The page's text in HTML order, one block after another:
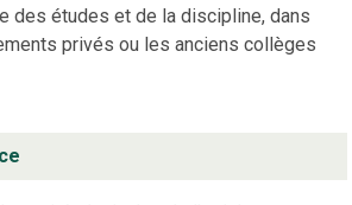
des études et de la discipline, dans
privés ou les anciens collèges